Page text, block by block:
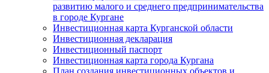
развитию малого и среднего предпринимательства
в городе Кургане
Инвестиционная карта Курганской области
Инвестиционная декларация
Инвестиционный паспорт
Инвестиционная карта города Кургана
План создания инвестиционных объектов и